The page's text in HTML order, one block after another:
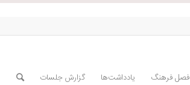
فصل فرهنگ یادداشت‌ها گزارش جلسات